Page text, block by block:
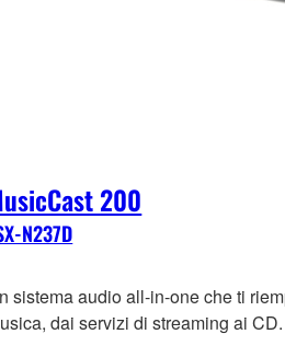
200
N237D
sistema audio all-in-one che ti
dai servizi di streaming ai CD.